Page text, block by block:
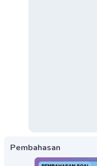
Pembahasan